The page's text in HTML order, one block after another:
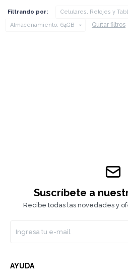
Filtrando por: Celulares, Relojes y
Almacenamiento: 64GB Quitar filtros
Suscríbete a
Recibe todas las novedades y
AYUDA